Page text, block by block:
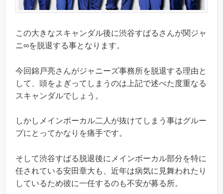
この大きなスキャンダル後に渋谷すばるさんが関ジャ
ニ∞を脱退する事となります。
今回錦戸亮さんがジャニーズ事務所を脱退する理由と
して、頭をよぎってしまうのは上記で述べた度重なる
スキャンダルでしょう。
しかしメインボーカル二人が抜けてしまう事はグルー
プにとってかなりを痛手です。
そして渋谷すばる脱退後にメインボーカル部分を特に
任されている安田章大も、近年は病気に見舞われたり
しているため彼に一任するのも不安が募る所。